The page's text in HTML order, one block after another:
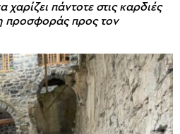
πάντοτε στις καρδιές
προσφοράς προς τον